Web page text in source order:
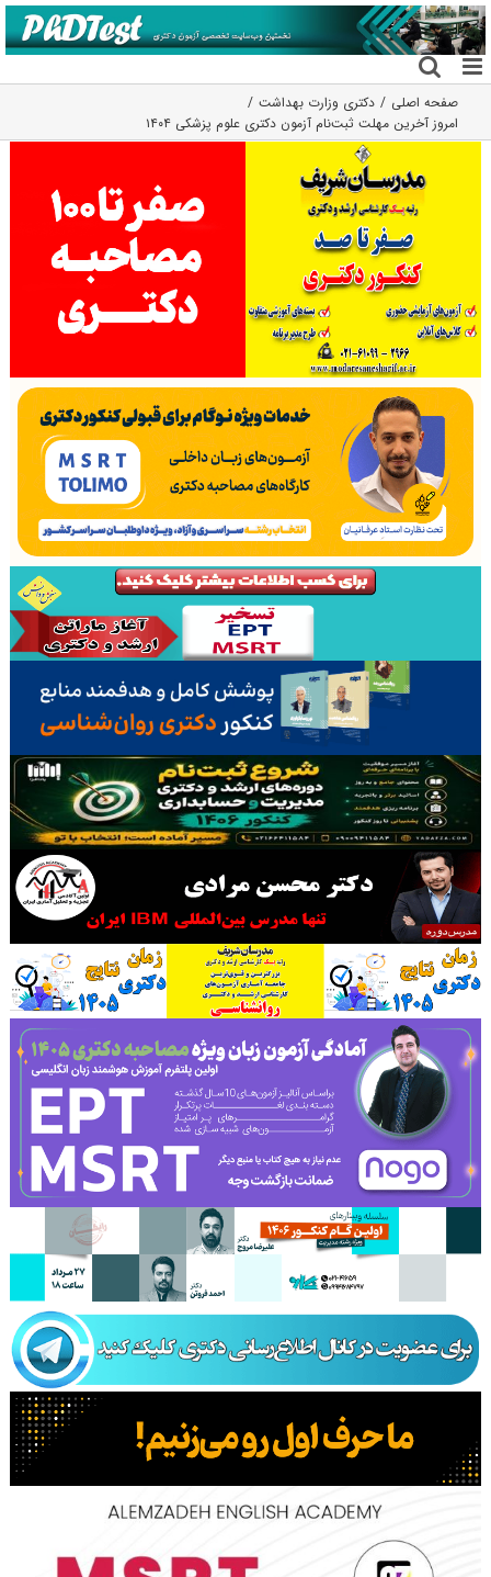
رفتن
به
محتوا
صفحه اصلی
دکتری وزارت بهداشت
امروز آخرین مهلت ثبت‌نام آزمون دکتری علوم پزشکی ۱۴۰۴